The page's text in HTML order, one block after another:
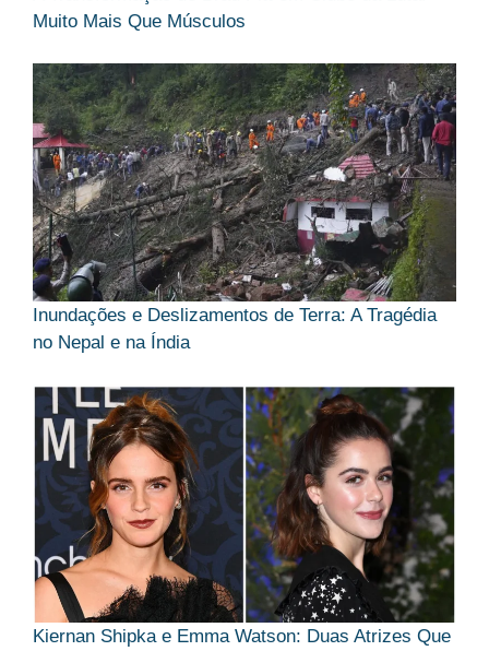
Muito Mais Que Músculos
Inundações e Deslizamentos de Terra: A Tragédia
no Nepal e na Índia
Kiernan Shipka e Emma Watson: Duas Atrizes Que